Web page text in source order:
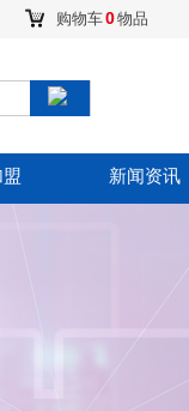
购物车0物品
搜 索
新闻资讯